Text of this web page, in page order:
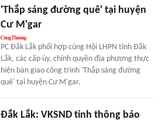
'Thắp sáng đường quê' tại huyện
Cư M'gar
PC Đắk Lắk phối hợp cùng Hội LHPN tỉnh Đắk
Lắk, các cấp ủy, chính quyền địa phương thực
hiện bàn giao công trình 'Thắp sáng đường
quê' tại huyện Cư M'gar.
Đắk Lắk: VKSND tỉnh thông báo